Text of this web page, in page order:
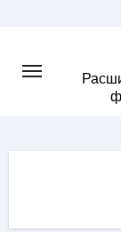
content